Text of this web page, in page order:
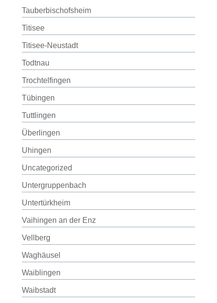
Tauberbischofsheim
Titisee
Titisee-Neustadt
Todtnau
Trochtelfingen
Tübingen
Tuttlingen
Überlingen
Uhingen
Uncategorized
Untergruppenbach
Untertürkheim
Vaihingen an der Enz
Vellberg
Waghäusel
Waiblingen
Waibstadt